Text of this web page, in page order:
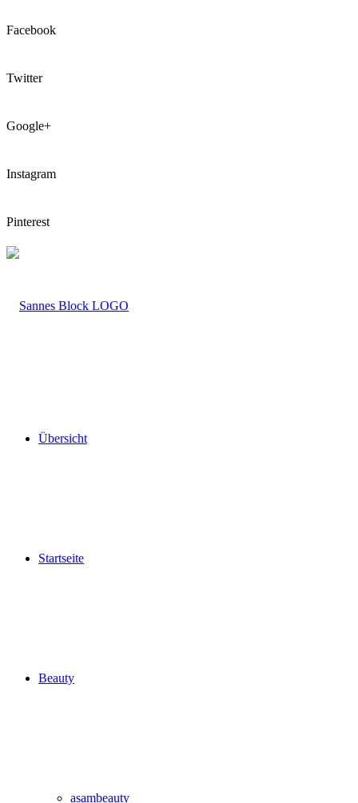
Facebook
Twitter
Google+
Instagram
Pinterest
LOGO
Übersicht
Startseite
Beauty
asambeauty